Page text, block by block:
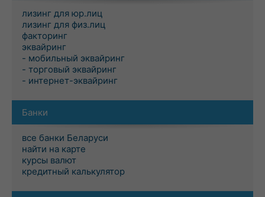
лизинг для юр.лиц
лизинг для физ.лиц
факторинг
эквайринг
- мобильный эквайринг
- торговый эквайринг
- интернет-эквайринг
Банки
все банки Беларуси
найти на карте
курсы валют
кредитный калькулятор